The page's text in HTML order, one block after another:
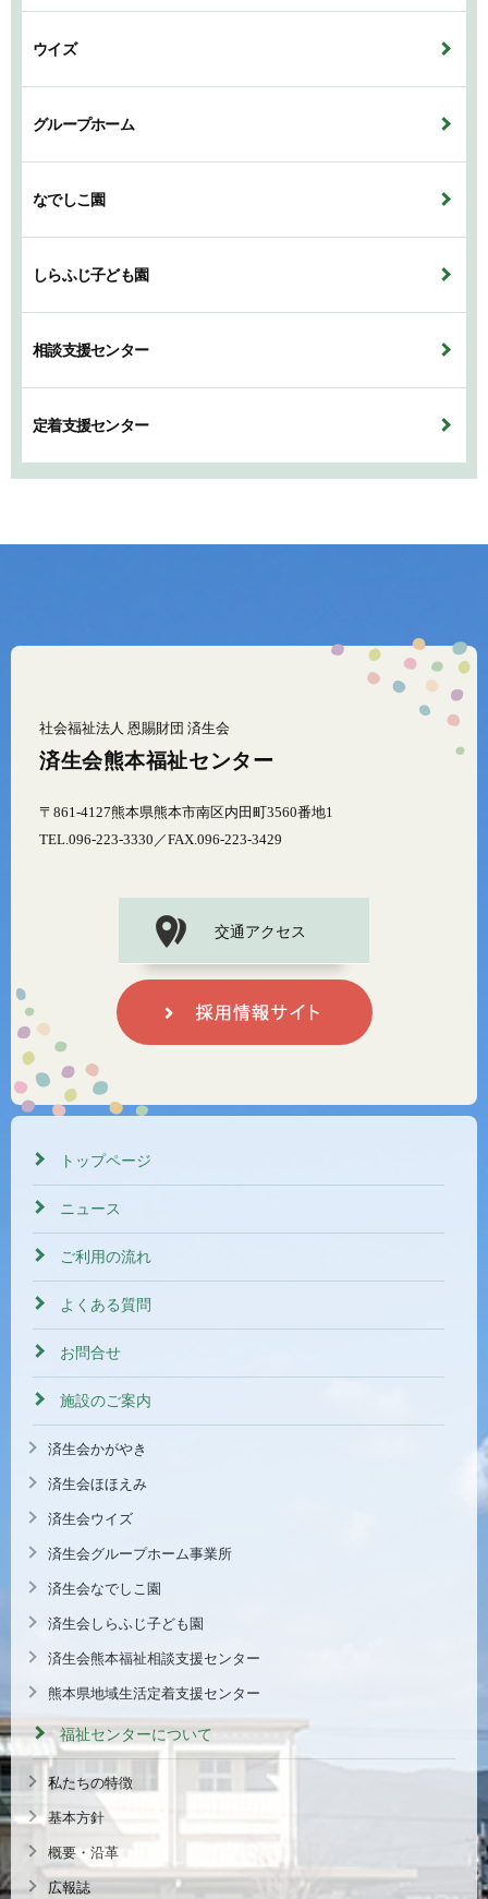
ウイズ
グループホーム
なでしこ園
しらふじ子ども園
相談支援センター
定着支援センター
社会福祉法人 恩賜財団 済生会
済生会熊本福祉センター
〒861-4127熊本県熊本市南区内田町3560番地1
TEL.096-223-3330／FAX.096-223-3429
交通アクセス
トップページ
ニュース
ご利用の流れ
よくある質問
お問合せ
施設のご案内
済生会かがやき
済生会ほほえみ
済生会ウイズ
済生会グループホーム事業所
済生会なでしこ園
済生会しらふじ子ども園
済生会熊本福祉相談支援センター
熊本県地域生活定着支援センター
福祉センターについて
私たちの特徴
基本方針
概要・沿革
広報誌